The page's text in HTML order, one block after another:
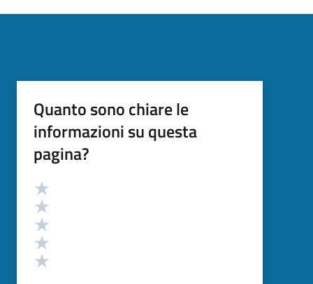
Quanto sono chiare le
informazioni su questa
pagina?
Valutazione